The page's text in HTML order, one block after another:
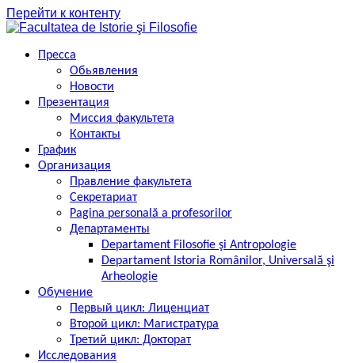
Перейти к контенту
Пресса
Обьявления
Новости
Презентация
Миссия факультета
Контакты
График
Организация
Правление факультета
Секретариат
Pagina personală a profesorilor
Департаменты
Departament Filosofie şi Antropologie
Departament Istoria Românilor, Universală şi
Arheologie
Обучение
Первый цикл: Лиценциат
Второй цикл: Магистратура
Третий цикл: Докторат
Исследования